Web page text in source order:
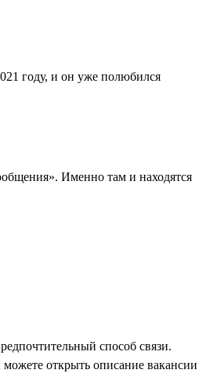
году, и он уже полюбился
Именно там и находятся
способ связи.
открыть описание вакансии